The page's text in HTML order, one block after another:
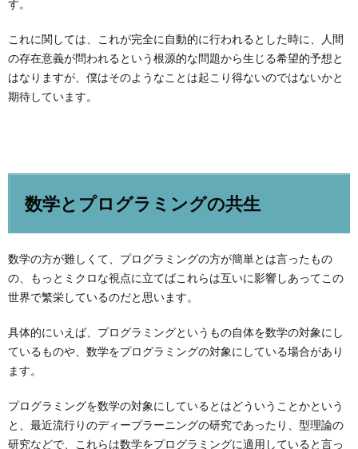
す。
これに関しては、これが完全に自動的に行われるとした時に、人間
の存在意義が問われるという根源的な問題から生じる希望的予想と
はなりますが、僕はそのようなことは起こり得ないのではないかと
期待しています。
数学とプログラミングの共生
数学の方が難しくて、プログラミングの方が簡単とは言ったもの
の、もっとミクロな視点に立てばこれらは互いに影響しあってこの
世界で繁栄しているのだと思います。
具体的にいえば、プログラミングというもの自体を数学の対象にし
ているものや、数学をプログラミングの対象にしている場合があり
ます。
プログラミングを数学の対象にしているとはどういうことかという
と、最近流行りのディープラーニングの研究であったり、型理論の
研究などで、これらは数学をプログラミングに適用していると言っ